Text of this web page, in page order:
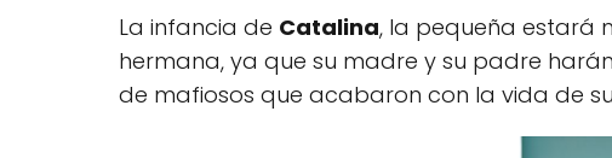
La infancia de Catalina, la pequeña estará
hermana, ya que su madre y su padre
de mafiosos que acabaron con la vida de